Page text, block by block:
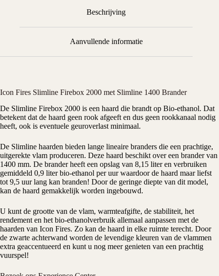
Beschrijving
Aanvullende informatie
Icon Fires Slimline Firebox 2000 met Slimline 1400 Brander
De Slimline Firebox 2000 is een haard die brandt op Bio-ethanol. Dat
betekent dat de haard geen rook afgeeft en dus geen rookkanaal nodig
heeft, ook is eventuele geuroverlast minimaal.
De Slimline haarden bieden lange lineaire branders die een prachtige,
uitgerekte vlam produceren. Deze haard beschikt over een brander van
1400 mm. De brander heeft een opslag van 8,15 liter en verbruiken
gemiddeld 0,9 liter bio-ethanol per uur waardoor de haard maar liefst
tot 9,5 uur lang kan branden! Door de geringe diepte van dit model,
kan de haard gemakkelijk worden ingebouwd.
U kunt de grootte van de vlam, warmteafgifte, de stabiliteit, het
rendement en het bio-ethanolverbruik allemaal aanpassen met de
haarden van Icon Fires. Zo kan de haard in elke ruimte terecht. Door
de zwarte achterwand worden de levendige kleuren van de vlammen
extra geaccentueerd en kunt u nog meer genieten van een prachtig
vuurspel!